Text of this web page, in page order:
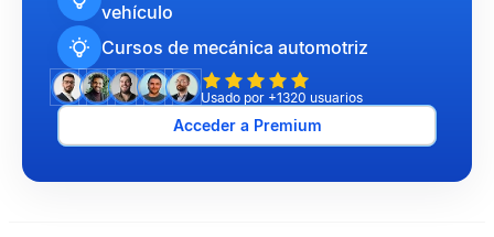
vehículo
Cursos de mecánica automotriz
Usado por +1320 usuarios
Acceder a Premium